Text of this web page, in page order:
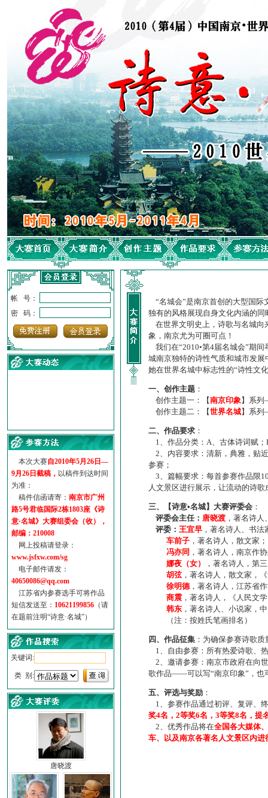
帐 号：
密 码：
·【诗意·名城】地铁展示作...
诗意名城·地铁时间
地铁完美呈现【诗意·名城...
参赛作品多达5000多首
“诗意·名城”晒诗会
特别通知--致广大诗词爱好...
本次大赛自2010年5月26日—
9月26日截稿， 以稿件到达时间
为准：
稿件信函请寄： 南京市广州
路5号君临国际2栋1803座《诗
意·名城》大赛组委会（收），
邮编：210008
网上投稿请登录：
www.jsfxw.com/sg
电子邮件请发：
40650086@qq.com
江苏省内参赛选手可将作品
短信发送至： 10621199856 （请
在题前注明“诗意·名城”）
关键词:
类 别:
唐晓渡
“名城会”是南京首创的大型国际
独有的风格展现自身文化内涵的
在世界文明史上，诗歌与名城向
象，南京尤为可圈可点！
我们在“2010•第4届名城会”期
城南京独特的诗性气质和城市发
她在世界名城中标志性的“诗性文
一、创作主题 ：
创作主题一：【南京印象】系
创作主题二：【世界名城】系
二、作品要求 ：
1、作品分类：A、古体诗词赋；
2、内容要求：清新，典雅，贴
参赛；
3、篇幅要求：每首参赛作品限
人文景区进行展示，让流动的诗
三、【诗意•名城】大赛评委会 ：
评委会主任： 唐晓渡 ，著名诗
评委： 王宜早 ，著名诗人、书
车前子 ，著名诗人，散文家；
冯亦同 ，著名诗人，南京作
娜夜（女）
，著名诗人，第
胡弦，著名诗人，散文家，
徐明德，著名诗人，江苏省
商震 ，著名诗人，《人民文
韩东 ，著名诗人、小说家，
（注：按姓氏笔画排名）
四、作品征集 ：为确保参赛诗歌
1、自由参赛：所有热爱诗歌、
2、邀请参赛：南京市政府在向
歌作品——可以写“南京印象”，也
五、评选与奖励 ：
1、参赛作品通过初评、复评、
奖4名，2等奖6名，3等奖8名，提
2、优秀作品将在全国各大媒体
车、以及南京各著名人文景区内进